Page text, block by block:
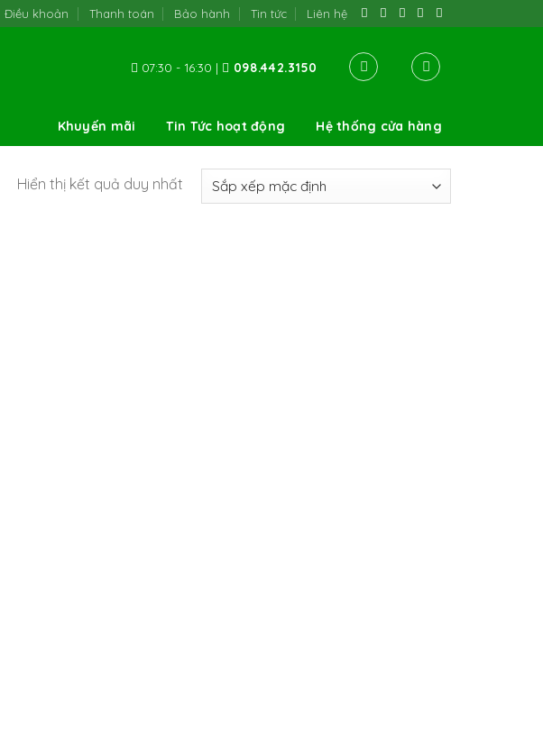
Điều khoản Thanh toán Bảo hành Tin tức Liên hệ
07:30 - 16:30 | 098.442.3150
Khuyến mãi Tin Tức hoạt động Hệ thống cửa hàng
Hiển thị kết quả duy nhất